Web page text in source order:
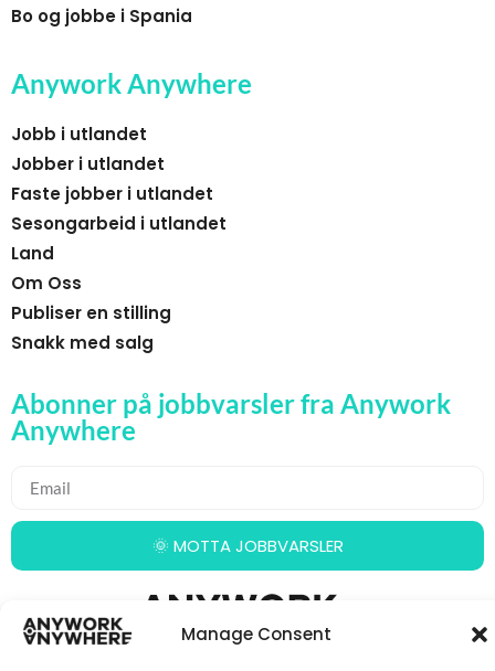
Manage Consent
Bo og jobbe i Spania
Anywork Anywhere
Jobb i utlandet
Jobber i utlandet
Faste jobber i utlandet
Sesongarbeid i utlandet
Land
Om Oss
Publiser en stilling
Snakk med salg
Abonner på jobbvarsler fra Anywork
Anywhere
🌞 MOTTA JOBBVARSLER